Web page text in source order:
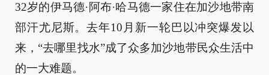
32岁的伊马德·阿布·哈马德一家住在加沙地带南
部汗尤尼斯。去年10月新一轮巴以冲突爆发以
来，“去哪里找水”成了众多加沙地带民众生活中
的一大难题。